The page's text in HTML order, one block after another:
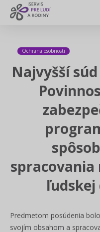
Ochrana osobnosti
Najvyšší súd
spracovania
Predmetom posúdenia
svojím obsahom a